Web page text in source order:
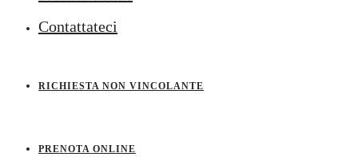
Contattateci
RICHIESTA NON VINCOLANTE
PRENOTA ONLINE